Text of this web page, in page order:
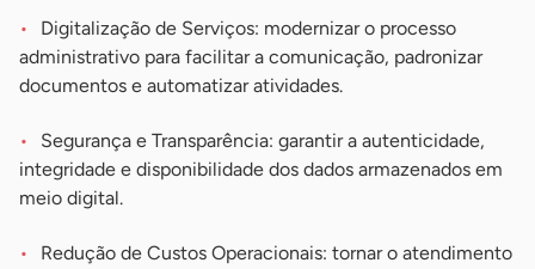
Digitalização de Serviços: modernizar o processo
administrativo para facilitar a comunicação, padronizar
documentos e automatizar atividades.
Segurança e Transparência: garantir a autenticidade,
integridade e disponibilidade dos dados armazenados em
meio digital.
Redução de Custos Operacionais: tornar o atendimento